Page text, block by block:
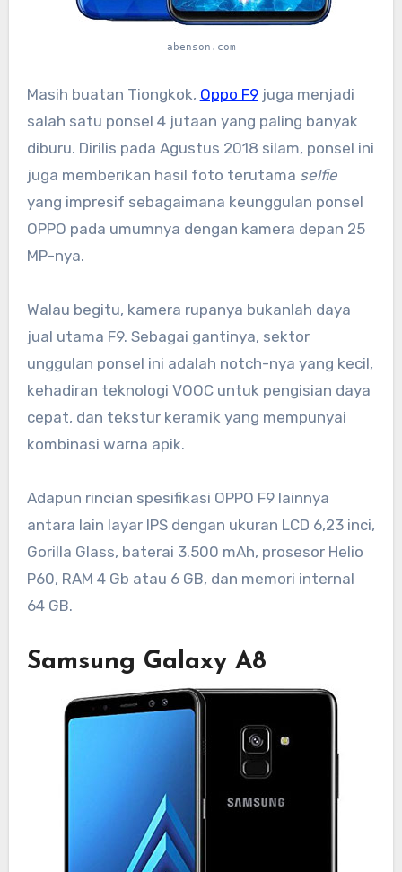
abenson.com
Masih buatan Tiongkok, Oppo F9juga menjadi
salah satu ponsel 4 jutaan yang paling banyak
diburu. Dirilis pada Agustus 2018 silam, ponsel ini
juga memberikan hasil foto terutama selfie
yang impresif sebagaimana keunggulan ponsel
OPPO pada umumnya dengan kamera depan 25
MP-nya.
Walau begitu, kamera rupanya bukanlah daya
jual utama F9. Sebagai gantinya, sektor
unggulan ponsel ini adalah notch-nya yang kecil,
kehadiran teknologi VOOC untuk pengisian daya
cepat, dan tekstur keramik yang mempunyai
kombinasi warna apik.
Adapun rincian spesifikasi OPPO F9 lainnya
antara lain layar IPS dengan ukuran LCD 6,23 inci,
Gorilla Glass, baterai 3.500 mAh, prosesor Helio
P60, RAM 4 Gb atau 6 GB, dan memori internal
64 GB.
Samsung Galaxy A8